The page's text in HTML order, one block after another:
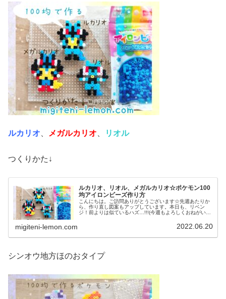
ルカリオ メガルカリオ リオル
つくりかた↓
ルカリオ、リオル、メガルカリオ☆ポケモン100
均アイロンビーズ作り方
こんにちは。ご訪問ありがとうございます☆先週あたりか
ら、作り直し図案もアップしています。本日も、リベン
ジ！前よりは似ているハズ…!!!(今週もよろしくおねがいし
migiteni-lemon.com 2022.06.20
シンオウ地方ほのおタイプ